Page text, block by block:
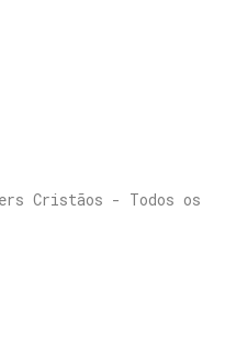
Cristãos - Todos os